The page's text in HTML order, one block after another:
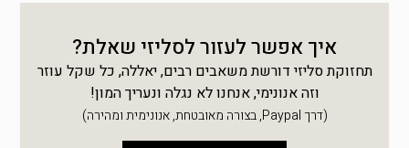
איך אפשר לעזור לסליזי שאלת?
תחזוקת סליזי דורשת משאבים רבים, יאללה, כל שקל עוזר
וזה אנונימי, אנחנו לא נגלה ונעריך המון!
(דרך Paypal, בצורה מאובטחת, אנונימית ומהירה)